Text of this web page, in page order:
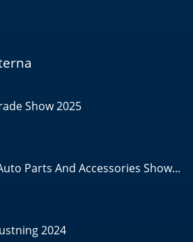
Show 2025
Parts And Accessories Show...
2024